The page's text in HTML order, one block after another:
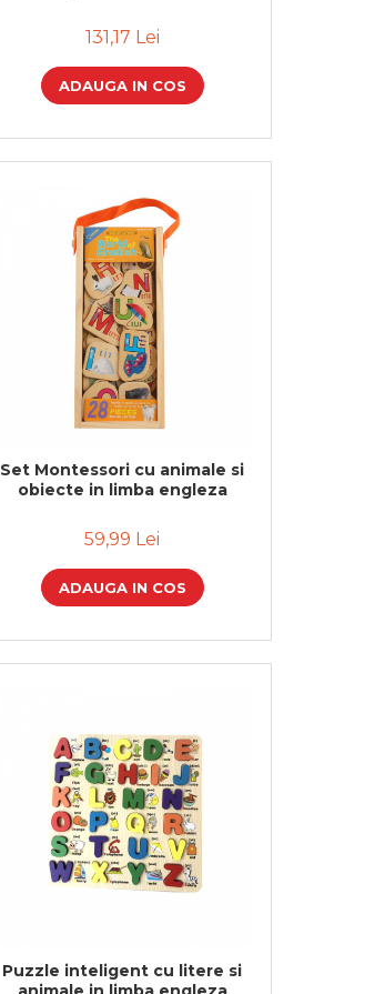
131,17 Lei
ADAUGA IN COS
Set Montessori cu animale si
obiecte in limba engleza
59,99 Lei
ADAUGA IN COS
Puzzle inteligent cu litere si